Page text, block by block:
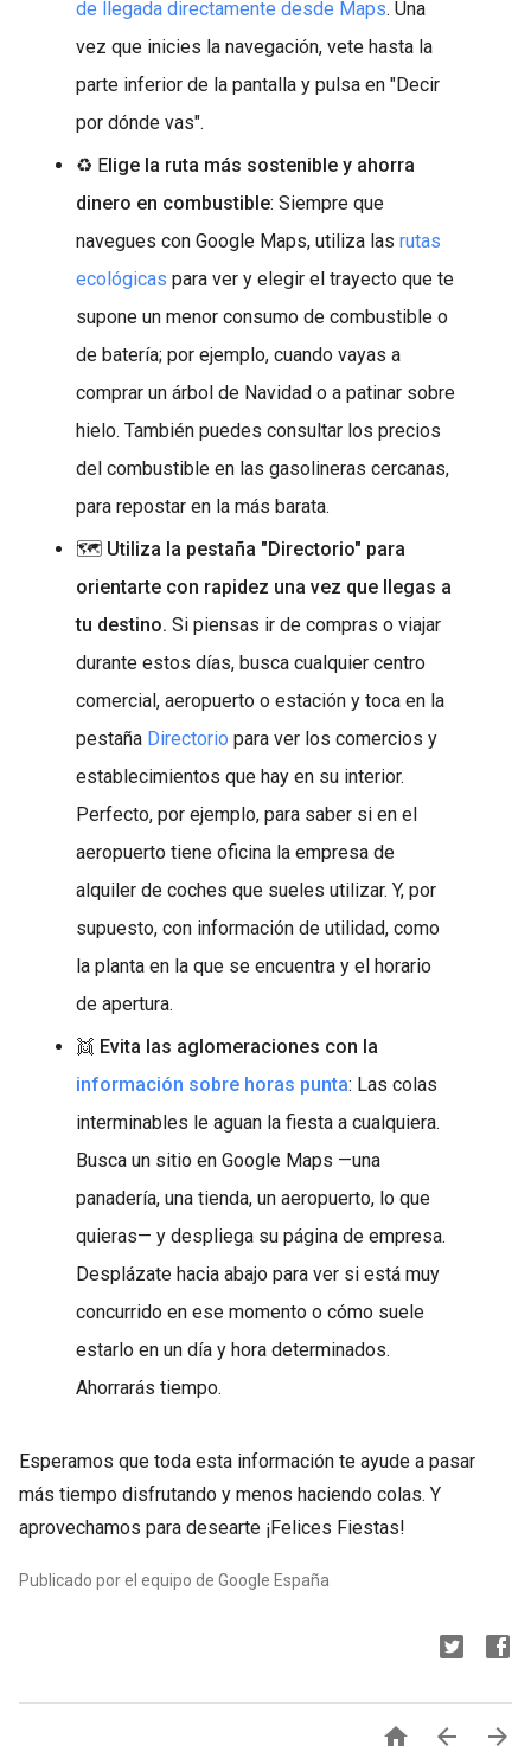
de llegada directamente desde Maps. Una
vez que inicies la navegación, vete hasta la
parte inferior de la pantalla y pulsa en "Decir
por dónde vas".
♻️ Elige la ruta más sostenible y ahorra
dinero en combustible: Siempre que
navegues con Google Maps, utiliza las rutas
ecológicas para ver y elegir el trayecto que te
supone un menor consumo de combustible o
de batería; por ejemplo, cuando vayas a
comprar un árbol de Navidad o a patinar sobre
hielo. También puedes consultar los precios
del combustible en las gasolineras cercanas,
para repostar en la más barata.
🗺️ Utiliza la pestaña "Directorio" para
orientarte con rapidez una vez que llegas a
tu destino. Si piensas ir de compras o viajar
durante estos días, busca cualquier centro
comercial, aeropuerto o estación y toca en la
pestaña Directorio para ver los comercios y
establecimientos que hay en su interior.
Perfecto, por ejemplo, para saber si en el
aeropuerto tiene oficina la empresa de
alquiler de coches que sueles utilizar. Y, por
supuesto, con información de utilidad, como
la planta en la que se encuentra y el horario
de apertura.
👯 Evita las aglomeraciones con la
información sobre horas punta: Las colas
interminables le aguan la fiesta a cualquiera.
Busca un sitio en Google Maps —una
panadería, una tienda, un aeropuerto, lo que
quieras— y despliega su página de empresa.
Desplázate hacia abajo para ver si está muy
concurrido en ese momento o cómo suele
estarlo en un día y hora determinados.
Ahorrarás tiempo.
Esperamos que toda esta información te ayude a pasar
más tiempo disfrutando y menos haciendo colas. Y
aprovechamos para desearte ¡Felices Fiestas!
Publicado por el equipo de Google España
  